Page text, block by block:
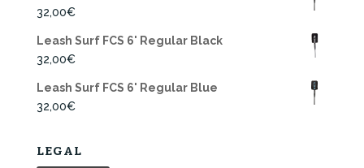
32,00€
Leash Surf FCS 6' Regular Black
32,00€
Leash Surf FCS 6' Regular Blue
32,00€
LEGAL